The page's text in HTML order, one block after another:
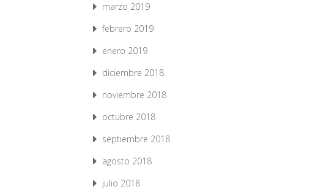
marzo 2019
febrero 2019
enero 2019
diciembre 2018
noviembre 2018
octubre 2018
septiembre 2018
agosto 2018
julio 2018